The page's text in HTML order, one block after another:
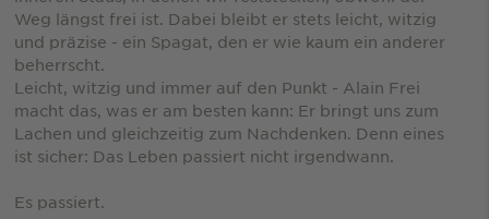
Weg längst frei ist. Dabei bleibt er stets leicht, witzig
und präzise - ein Spagat, den er wie kaum ein anderer
beherrscht.
Leicht, witzig und immer auf den Punkt - Alain Frei
macht das, was er am besten kann: Er bringt uns zum
Lachen und gleichzeitig zum Nachdenken. Denn eines
ist sicher: Das Leben passiert nicht irgendwann.
Es passiert.